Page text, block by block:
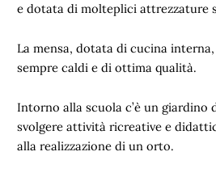
e dotata di molteplici attrezzature
La mensa, dotata di cucina
sempre caldi e di ottima qualità.
Intorno alla scuola c’è un giardino
svolgere attività ricreative e
alla realizzazione di un orto.